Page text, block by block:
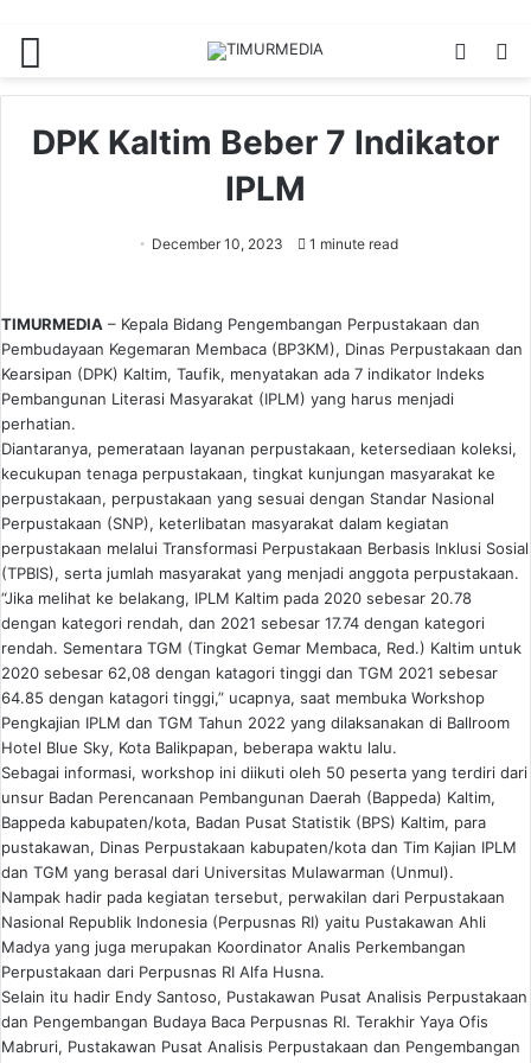
Switch
DPK Kaltim Beber 7 Indikator
IPLM
December 10, 2023 1 minute read
TIMURMEDIA – Kepala Bidang Pengembangan Perpustakaan dan
Pembudayaan Kegemaran Membaca (BP3KM), Dinas Perpustakaan dan
Kearsipan (DPK) Kaltim, Taufik, menyatakan ada 7 indikator Indeks
Pembangunan Literasi Masyarakat (IPLM) yang harus menjadi
perhatian.
Diantaranya, pemerataan layanan perpustakaan, ketersediaan koleksi,
kecukupan tenaga perpustakaan, tingkat kunjungan masyarakat ke
perpustakaan, perpustakaan yang sesuai dengan Standar Nasional
Perpustakaan (SNP), keterlibatan masyarakat dalam kegiatan
perpustakaan melalui Transformasi Perpustakaan Berbasis Inklusi Sosial
(TPBIS), serta jumlah masyarakat yang menjadi anggota perpustakaan.
“Jika melihat ke belakang, IPLM Kaltim pada 2020 sebesar 20.78
dengan kategori rendah, dan 2021 sebesar 17.74 dengan kategori
rendah. Sementara TGM (Tingkat Gemar Membaca, Red.) Kaltim untuk
2020 sebesar 62,08 dengan katagori tinggi dan TGM 2021 sebesar
64.85 dengan katagori tinggi,” ucapnya, saat membuka Workshop
Pengkajian IPLM dan TGM Tahun 2022 yang dilaksanakan di Ballroom
Hotel Blue Sky, Kota Balikpapan, beberapa waktu lalu.
Sebagai informasi, workshop ini diikuti oleh 50 peserta yang terdiri dari
unsur Badan Perencanaan Pembangunan Daerah (Bappeda) Kaltim,
Bappeda kabupaten/kota, Badan Pusat Statistik (BPS) Kaltim, para
pustakawan, Dinas Perpustakaan kabupaten/kota dan Tim Kajian IPLM
dan TGM yang berasal dari Universitas Mulawarman (Unmul).
Nampak hadir pada kegiatan tersebut, perwakilan dari Perpustakaan
Nasional Republik Indonesia (Perpusnas RI) yaitu Pustakawan Ahli
Madya yang juga merupakan Koordinator Analis Perkembangan
Perpustakaan dari Perpusnas RI Alfa Husna.
Selain itu hadir Endy Santoso, Pustakawan Pusat Analisis Perpustakaan
dan Pengembangan Budaya Baca Perpusnas RI. Terakhir Yaya Ofis
Mabruri, Pustakawan Pusat Analisis Perpustakaan dan Pengembangan